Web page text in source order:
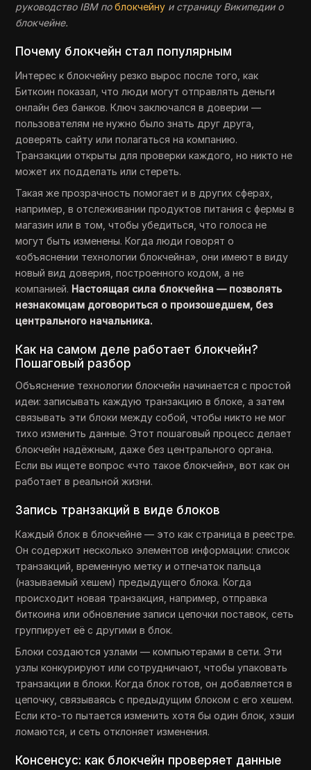
руководство IBM по блокчейну и страницу Википедии о
блокчейне.
Почему блокчейн стал популярным
Интерес к блокчейну резко вырос после того, как
Биткоин показал, что люди могут отправлять деньги
онлайн без банков. Ключ заключался в доверии —
пользователям не нужно было знать друг друга,
доверять сайту или полагаться на компанию.
Транзакции открыты для проверки каждого, но никто не
может их подделать или стереть.
Такая же прозрачность помогает и в других сферах,
например, в отслеживании продуктов питания с фермы в
магазин или в том, чтобы убедиться, что голоса не
могут быть изменены. Когда люди говорят о
«объяснении технологии блокчейна», они имеют в виду
новый вид доверия, построенного кодом, а не
компанией. Настоящая сила блокчейна — позволять
незнакомцам договориться о произошедшем, без
центрального начальника.
Как на самом деле работает блокчейн?
Пошаговый разбор
Объяснение технологии блокчейн начинается с простой
идеи: записывать каждую транзакцию в блоке, а затем
связывать эти блоки между собой, чтобы никто не мог
тихо изменить данные. Этот пошаговый процесс делает
блокчейн надёжным, даже без центрального органа.
Если вы ищете вопрос «что такое блокчейн», вот как он
работает в реальной жизни.
Запись транзакций в виде блоков
Каждый блок в блокчейне — это как страница в реестре.
Он содержит несколько элементов информации: список
транзакций, временную метку и отпечаток пальца
(называемый хешем) предыдущего блока. Когда
происходит новая транзакция, например, отправка
биткоина или обновление записи цепочки поставок, сеть
группирует её с другими в блок.
Блоки создаются узлами — компьютерами в сети. Эти
узлы конкурируют или сотрудничают, чтобы упаковать
транзакции в блоки. Когда блок готов, он добавляется в
цепочку, связываясь с предыдущим блоком с его хешем.
Если кто-то пытается изменить хотя бы один блок, хэши
ломаются, и сеть отклоняет изменения.
Консенсус: как блокчейн проверяет данные